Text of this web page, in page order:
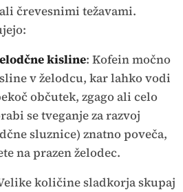
črevesnimi težavami.
kisline: Kofein močno
v želodcu, kar lahko vodi
občutek, zgago ali celo
se tveganje za razvoj
sluznice) znatno poveča,
na prazen želodec.
količine sladkorja skupaj